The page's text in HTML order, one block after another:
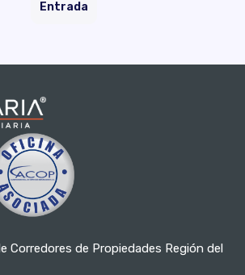
Entrada
Corredores de Propiedades Región del